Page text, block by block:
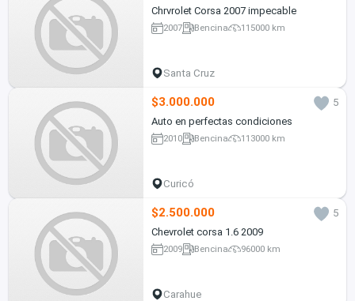
Chrvrolet Corsa 2007 impecable
2007 Bencina 115000 km
Santa Cruz
$3.000.000
5
Auto en perfectas condiciones
2010 Bencina 113000 km
Curicó
$2.500.000
5
Chevrolet corsa 1.6 2009
2009 Bencina 96000 km
Carahue